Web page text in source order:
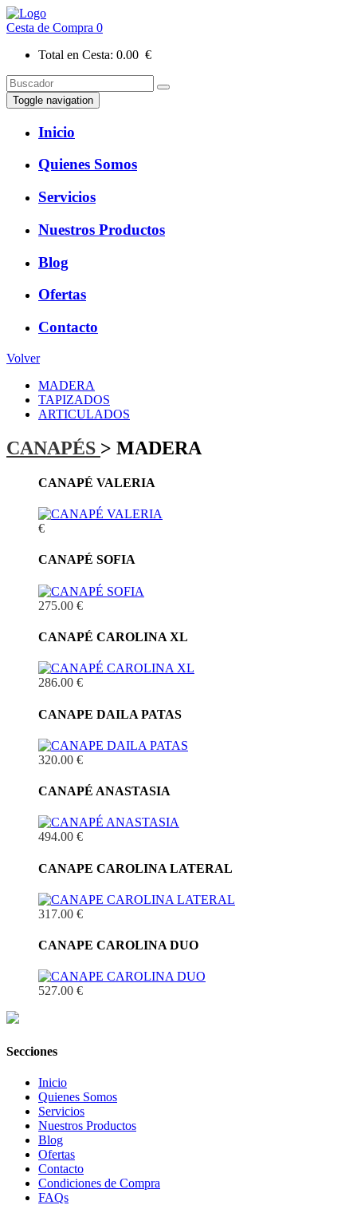
Cesta de Compra 0
Total en Cesta: 0.00 €
Toggle navigation
Inicio
Quienes Somos
Servicios
Nuestros Productos
Blog
Ofertas
Contacto
Volver
MADERA
TAPIZADOS
ARTICULADOS
CANAPÉS > MADERA
CANAPÉ VALERIA
€
CANAPÉ SOFIA
275.00 €
CANAPÉ CAROLINA XL
286.00 €
CANAPE DAILA PATAS
320.00 €
CANAPÉ ANASTASIA
494.00 €
CANAPE CAROLINA LATERAL
317.00 €
CANAPE CAROLINA DUO
527.00 €
Secciones
Inicio
Quienes Somos
Servicios
Nuestros Productos
Blog
Ofertas
Contacto
Condiciones de Compra
FAQs